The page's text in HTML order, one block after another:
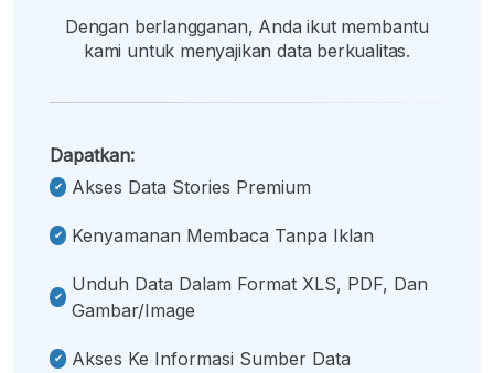
Dengan berlangganan, Anda ikut membantu
kami untuk menyajikan data berkualitas.
Dapatkan:
Akses Data Stories Premium
Kenyamanan Membaca Tanpa Iklan
Unduh Data Dalam Format XLS, PDF, Dan
Gambar/image
Akses Ke Informasi Sumber Data